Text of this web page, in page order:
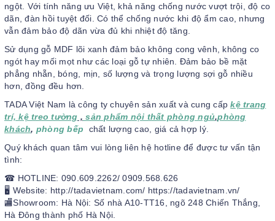
ngột. Với tính năng ưu Việt, khả năng chống nước vượt trội, độ co
dãn, đàn hồi tuyệt đối. Có thể chống nước khi độ ẩm cao, nhưng
vẫn đảm bảo độ dãn vừa đủ khi nhiệt độ tăng.
Sử dụng gỗ MDF lõi xanh đảm bảo không cong vênh, không co
ngót hay mối mọt như các loại gỗ tự nhiên. Đảm bảo bề mặt
phẳng nhẵn, bóng, mịn, số lượng và trọng lượng sợi gỗ nhiều
hơn, đồng đều hơn.
TADA Việt Nam là công ty chuyên sản xuất và cung cấp kệ trang
trí, kệ treo tường , sản phẩm nội thất phòng ngủ,phòng
khách, phòng bếp
chất lượng cao, giá cả hợp lý.
Quý khách quan tâm vui lòng liên hệ hotline để được tư vấn tận
tình:
☎ HOTLINE: 090.609.2262/ 0909.568.626
🖥 Website: http://tadavietnam.com/ https://tadavietnam.vn/
🏬Showroom: Hà Nội: Số nhà A10-TT16, ngõ 248 Chiến Thắng,
Hà Đông thành phố Hà Nội.